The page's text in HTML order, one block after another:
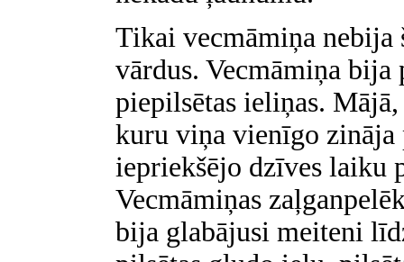
Tikai vecmāmiņa nebija
vārdus. Vecmāmiņa bija
piepilsētas ieliņas.
kuru viņa vienīgo zināja
iepriekšējo dzīves laiku
Vecmāmiņas
bija glabājusi meiteni